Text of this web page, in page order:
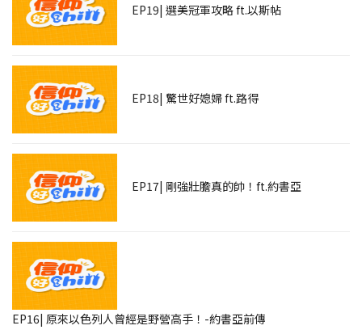
EP19| 選美冠軍攻略 ft.以斯帖
EP18| 驚世好媳婦 ft.路得
EP17| 剛強壯膽真的帥！ft.約書亞
EP16| 原來以色列人曾經是野營高手！-約書亞前傳